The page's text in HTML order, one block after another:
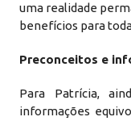
uma realidade
benefícios para
Preconceitos e
Para Patrícia,
informações